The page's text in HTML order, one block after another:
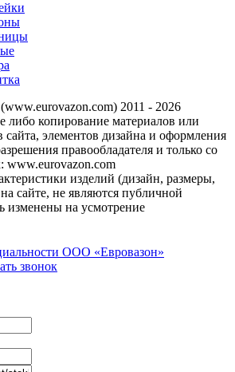
2011 - 2026
либо копирование материалов или
сайта, элементов дизайна и оформления
правообладателя и только со
www.eurovazon.com
изделий (дизайн, размеры,
сайте, не являются публичной
изменены на усмотрение
ООО «Евровазон»
звонок